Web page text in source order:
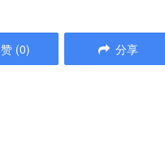
赞 (0) 分享